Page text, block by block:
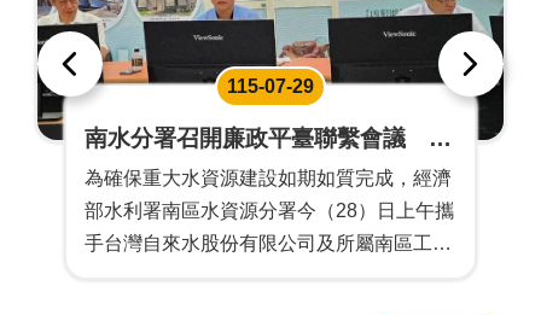
南水分署召開廉政平臺聯繫會議 跨
域合作推動重大水資源建設
115-07-29
為確保重大水資源建設如期如質完成，經濟
部水利署南區水資源分署今（28）日上午攜
手台灣自來水股份有限公司及所屬南區工程